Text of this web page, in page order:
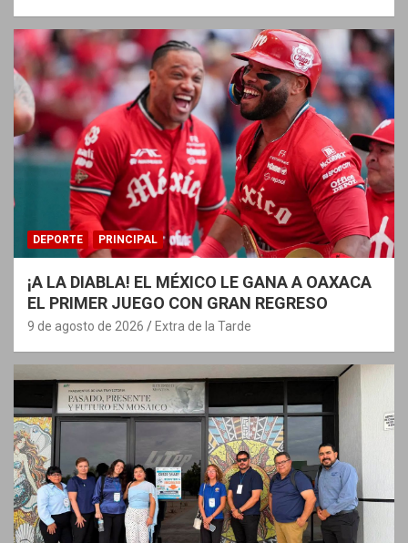
DEPORTE PRINCIPAL
¡A LA DIABLA! EL MÉXICO LE GANA A OAXACA
EL PRIMER JUEGO CON GRAN REGRESO
9 de agosto de 2026 Extra de la Tarde